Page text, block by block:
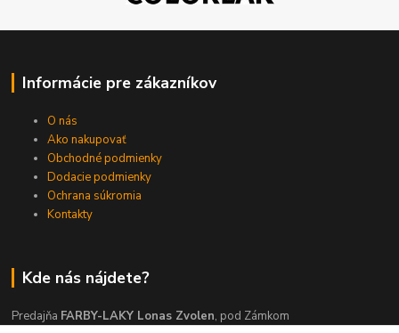
Informácie pre zákazníkov
O nás
Ako nakupovať
Obchodné podmienky
Dodacie podmienky
Ochrana súkromia
Kontakty
Kde nás nájdete?
Predajňa FARBY-LAKY Lonas Zvolen, pod Zámkom